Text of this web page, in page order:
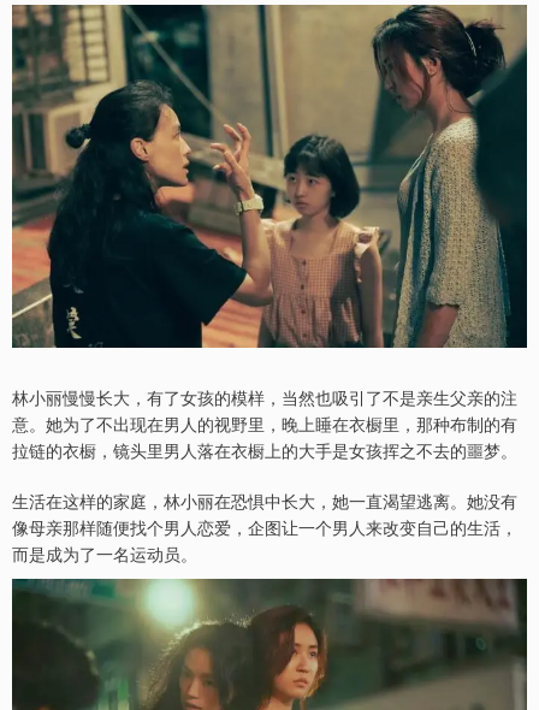
林小丽慢慢长大，有了女孩的模样，当然也吸引了不是亲生父亲的注
意。她为了不出现在男人的视野里，晚上睡在衣橱里，那种布制的有
拉链的衣橱，镜头里男人落在衣橱上的大手是女孩挥之不去的噩梦。
生活在这样的家庭，林小丽在恐惧中长大，她一直渴望逃离。她没有
像母亲那样随便找个男人恋爱，企图让一个男人来改变自己的生活，
而是成为了一名运动员。